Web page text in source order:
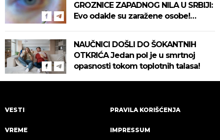
GROZNICE ZAPADNOG NILA U SRBIJI:
Evo odakle su zaražene osobe!
za zaštitu!
NAUČNICI DOŠLI DO ŠOKANTNIH
OTKRIĆA Jedan pol je u smrtnoj
opasnosti tokom toplotnih talasa!
VESTI
VREME
PRAVILA KORIŠĆENJA
IMPRESSUM